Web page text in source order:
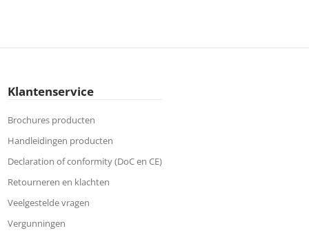
Klantenservice
Brochures producten
Handleidingen producten
Declaration of conformity (DoC en CE)
Retourneren en klachten
Veelgestelde vragen
Vergunningen